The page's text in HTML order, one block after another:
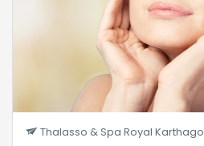
Thalasso & Spa Royal Karthago